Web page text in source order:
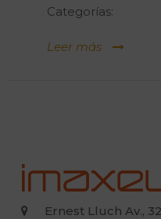
Categorías:
Leer más
Ernest Lluch Av.,